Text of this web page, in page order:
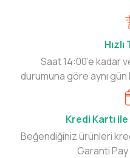
Saat 14:00’e kadar
durumuna göre aynı
Kredi Kartı
Beğendiğiniz ürünleri
Garanti Pay